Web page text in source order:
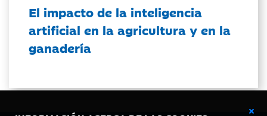
El impacto de la inteligencia
artificial en la agricultura y en la
ganadería